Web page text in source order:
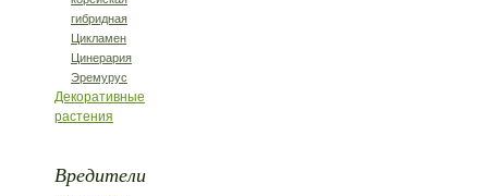
гибридная
Цикламен
Цинерария
Эремурус
Декоративные
растения
Вредители